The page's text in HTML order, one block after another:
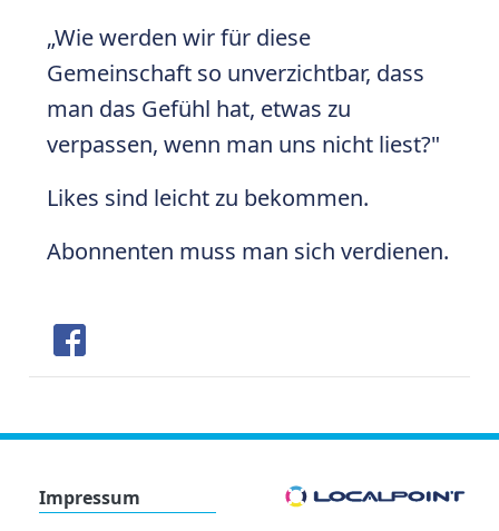
„Wie werden wir für diese
Gemeinschaft so unverzichtbar, dass
man das Gefühl hat, etwas zu
verpassen, wenn man uns nicht liest?"
Likes sind leicht zu bekommen.
Abonnenten muss man sich verdienen.
Share
Impressum